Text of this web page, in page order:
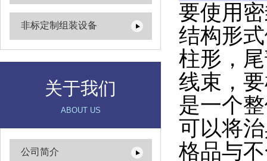
非标定制组装设备
关于我们
ABOUT US
公司简介
要使用
结构形
柱形，
线束，
是一个
可以将
格品与